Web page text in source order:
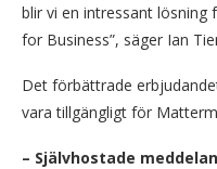
blir vi en intressant lösning
for Business”, säger Ian
Det förbättrade
vara tillgängligt för
– Självhostade